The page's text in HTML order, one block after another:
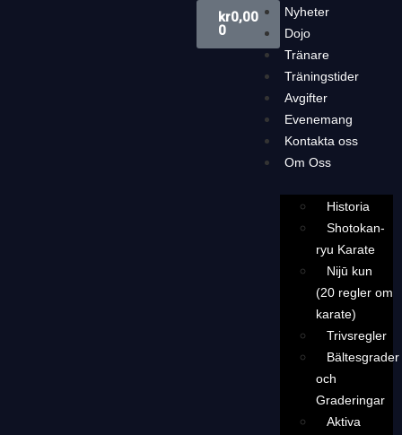
kr0,00
0
Nyheter
Dojo
Tränare
Träningstider
Avgifter
Evenemang
Kontakta oss
Om Oss
Historia
Shotokan-
ryu Karate
Nijū kun
(20 regler om
karate)
Trivsregler
Bältesgrader
och
Graderingar
Aktiva